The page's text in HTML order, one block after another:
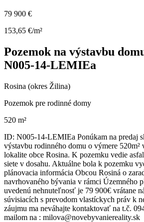
79 900 €
153,65 €/m²
Pozemok na výstavbu
N005-14-LEMIEa
Rosina (okres Žilina)
Pozemok pre rodinné domy
520 m²
ID: N005-14-LEMIEa Ponúkam na predaj
výstavbu rodinného domu o výmere 520m²
lokalite obce Rosina. K pozemku vedie
siete v dosahu. Aktuálne bola k pozemku
plánovacia informácia Obcou Rosiná o
navrhovaného bývania v rámci Územného
uvedenú nehnuteľnosť je 79 900€ vrátane
súvisiacích s prevodom vlastíckych práv k
záujmu ma neváhajte kontaktovať na t.č.
mailom na : milova@novebyvaniereality.sk